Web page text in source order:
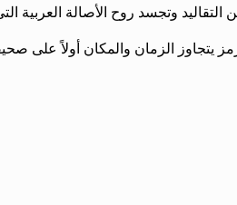
التقاليد وتجسد روح الأصالة
يتجاوز الزمان والمكان أولاً على